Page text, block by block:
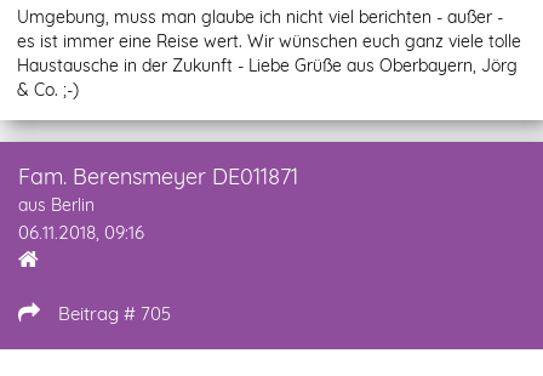
Umgebung, muss man glaube ich nicht viel berichten - außer -
es ist immer eine Reise wert. Wir wünschen euch ganz viele tolle
Haustausche in der Zukunft - Liebe Grüße aus Oberbayern, Jörg
& Co. ;-)
Fam. Berensmeyer DE011871
aus Berlin
06.11.2018, 09:16
Beitrag # 705